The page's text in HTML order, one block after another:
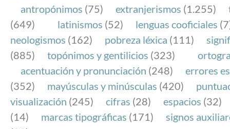
antropónimos (75) extranjerismos (1.255)
(649)
latinismos (52) lenguas cooficiales
neologismos (162) pobreza léxica (111)
(885)
topónimos y gentilicios (323)
acentuación y pronunciación (248)
errores
(352)
mayúsculas y minúsculas (420)
visualización (245) cifras (28) espacios (32)
(14)
marcas tipográficas (171)
signos